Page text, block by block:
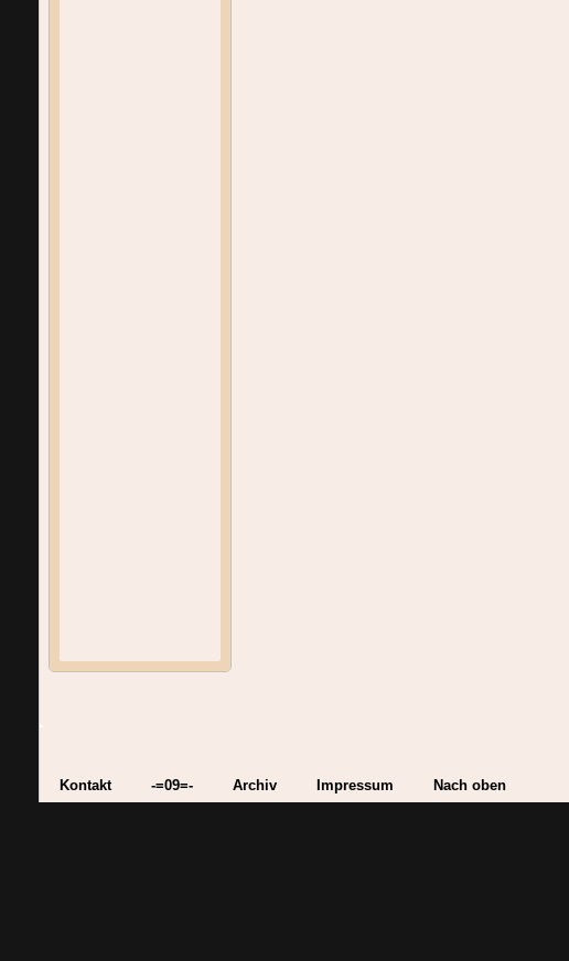
Kontakt -=09=- Archiv Impressum Nach oben